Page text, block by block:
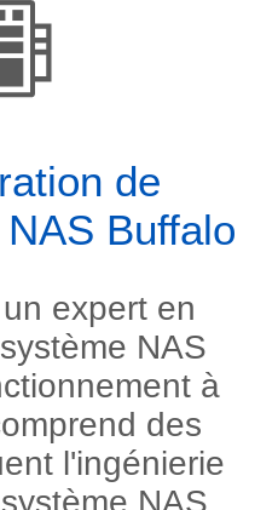
de
Buffalo
expert en
NAS
à
des
l'ingénierie
NAS